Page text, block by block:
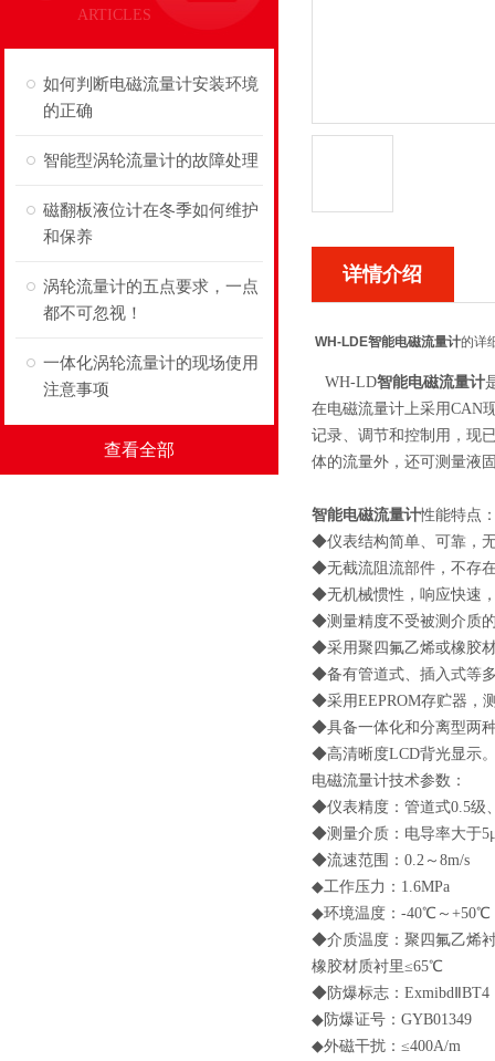
ARTICLES
如何判断电磁流量计安装环境
的正确
智能型涡轮流量计的故障处理
磁翻板液位计在冬季如何维护
和保养
涡轮流量计的五点要求，一点
都不可忽视！
一体化涡轮流量计的现场使用
注意事项
查看全部
详情介绍
WH-LDE智能电磁流量计的详
WH-LD智能电磁流量计
在电磁流量计上采用CAN
记录、调节和控制用，现
体的流量外，还可测量液
智能电磁流量计性能特点
◆仪表结构简单、可靠，
◆无截流阻流部件，不存
◆无机械惯性，响应快速
◆测量精度不受被测介质
◆采用聚四氟乙烯或橡胶
◆备有管道式、插入式等
◆采用EEPROM存贮器，
◆具备一体化和分离型两
◆高清晰度LCD背光显示
电磁流量计技术参数：
◆仪表精度：管道式0.5级
◆测量介质：电导率大于
◆流速范围：0.2～8m/s
◆工作压力：1.6MPa
◆环境温度：-40℃～+50℃
◆介质温度：聚四氟乙
橡胶材质衬里≤65℃
◆防爆标志：ExmibdⅡBT4
◆防爆证号：GYB01349
◆外磁干扰：≤400A/m